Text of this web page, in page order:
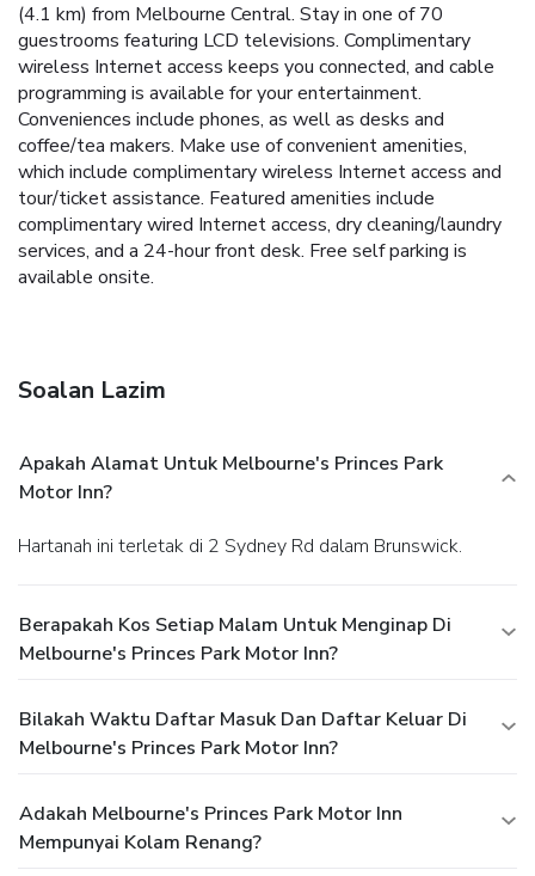
(4.1 km) from Melbourne Central. Stay in one of 70
guestrooms featuring LCD televisions. Complimentary
wireless Internet access keeps you connected, and cable
programming is available for your entertainment.
Conveniences include phones, as well as desks and
coffee/tea makers. Make use of convenient amenities,
which include complimentary wireless Internet access and
tour/ticket assistance. Featured amenities include
complimentary wired Internet access, dry cleaning/laundry
services, and a 24-hour front desk. Free self parking is
available onsite.
Soalan Lazim
Apakah Alamat Untuk Melbourne's Princes Park
Motor Inn?
Hartanah ini terletak di 2 Sydney Rd dalam Brunswick.
Berapakah Kos Setiap Malam Untuk Menginap Di
Melbourne's Princes Park Motor Inn?
Bilakah Waktu Daftar Masuk Dan Daftar Keluar Di
Melbourne's Princes Park Motor Inn?
Adakah Melbourne's Princes Park Motor Inn
Mempunyai Kolam Renang?